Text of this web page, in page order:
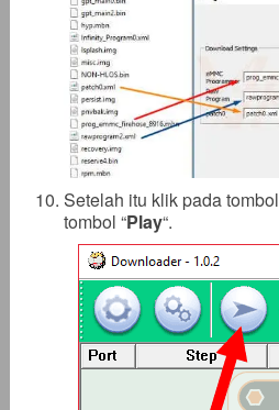
Setelah itu klik pada tombol
tombol “Play“.